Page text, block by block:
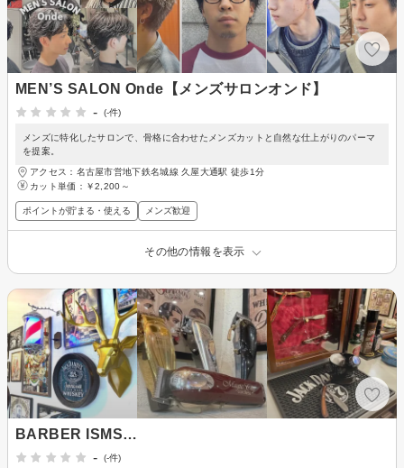
MEN’S SALON Onde【メンズサロンオンド】
-
(-件)
メンズに特化したサロンで、骨格に合わせたメンズカットと自然な仕上がりのパーマ
を提案。
アクセス：名古屋市営地下鉄名城線 久屋大通駅 徒歩1分
カット単価： ￥2,200～
ポイントが貯まる・使える メンズ歓迎
その他の情報を表示
BARBER ISMS…
-
(-件)